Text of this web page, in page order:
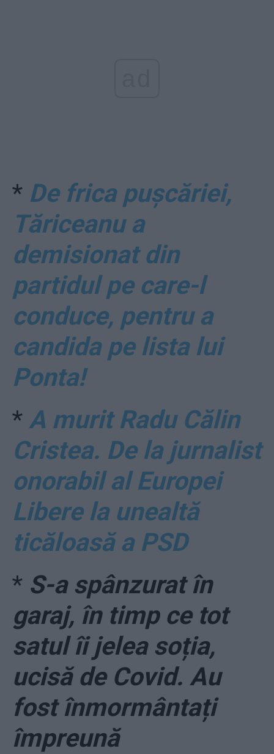
* De frica pușcăriei,
Tăriceanu a
demisionat din
partidul pe care-l
conduce, pentru a
candida pe lista lui
Ponta!
* A murit Radu Călin
Cristea. De la jurnalist
onorabil al Europei
Libere la unealtă
ticăloasă a PSD
* S-a spânzurat în
garaj, în timp ce tot
satul îi jelea soția,
ucisă de Covid. Au
fost înmormântați
împreună